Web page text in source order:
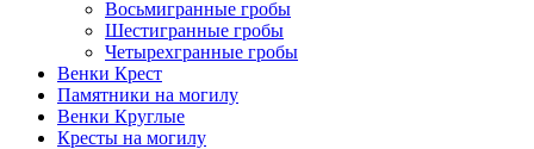
Восьмигранные гробы
Шестигранные гробы
Четырехгранные гробы
Венки Крест
Памятники на могилу
Венки Круглые
Кресты на могилу